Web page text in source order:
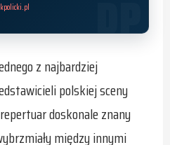
z najbardziej
polskiej sceny
doskonale znany
między innymi